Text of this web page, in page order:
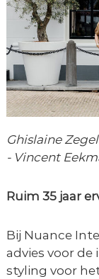
Ghislaine
- Vincent
Ruim 35 jaar
Bij Nuance
advies voor
styling voor